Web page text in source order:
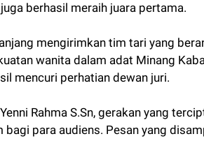
berhasil meraih juara pertama.
mengirimkan tim tari yang
wanita dalam adat Minang
mencuri perhatian dewan juri.
Rahma S.Sn, gerakan yang
bagi para audiens. Pesan yang